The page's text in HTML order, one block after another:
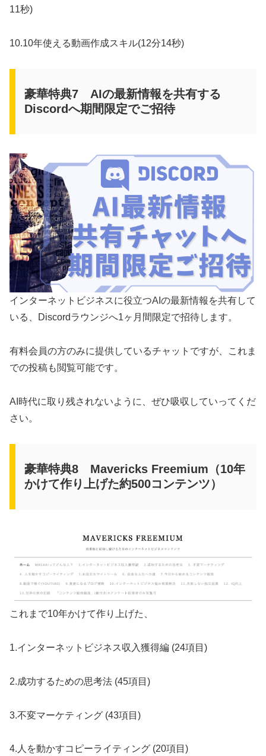
11秒)
10.10年使える動画作成スキル(12分14秒)
豪華特典7 AIの最新情報を共有する
Discordへ期間限定でご招待
インターネットビジネスに役立つAIの最新情報を共有して
いる、Discordラウンジへ1ヶ月間限定で招待します。
有料会員の方のみに提供しているチャットですが、これま
での投稿も閲覧可能です。
AI時代に取り残されないように、ぜひ吸収していってくだ
さい。
豪華特典8 Mavericks Freemium（10年
かけて作り上げた約500コンテンツ）
これまで10年かけて作り上げた、
1.インターネットビジネス収入獲得編 (24項目)
2.成功するための思考法 (45項目)
3.不変マーケティング (43項目)
4.人を動かすコピーライティング (20項目)